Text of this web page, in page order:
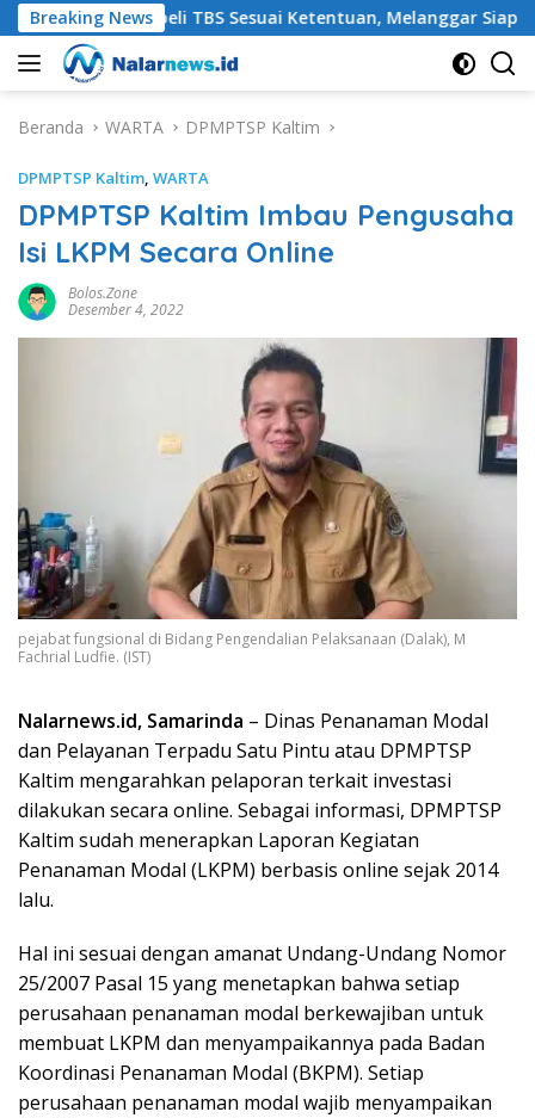
Langsung
ke
konten
Breaking News
Membeli TBS Sesuai Ketentuan, Melanggar Siap-siap
Beranda WARTA DPMPTSP Kaltim
DPMPTSP Kaltim, WARTA
DPMPTSP Kaltim Imbau Pengusaha
Isi LKPM Secara Online
Bolos.zone
Desember 4, 2022
pejabat fungsional di Bidang Pengendalian Pelaksanaan (Dalak), M
Fachrial Ludfie. (IST)
Nalarnews.id, Samarinda – Dinas Penanaman Modal
dan Pelayanan Terpadu Satu Pintu atau DPMPTSP
Kaltim mengarahkan pelaporan terkait investasi
dilakukan secara online. Sebagai informasi, DPMPTSP
Kaltim sudah menerapkan Laporan Kegiatan
Penanaman Modal (LKPM) berbasis online sejak 2014
lalu.
Hal ini sesuai dengan amanat Undang-Undang Nomor
25/2007 Pasal 15 yang menetapkan bahwa setiap
perusahaan penanaman modal berkewajiban untuk
membuat LKPM dan menyampaikannya pada Badan
Koordinasi Penanaman Modal (BKPM). Setiap
perusahaan penanaman modal wajib menyampaikan